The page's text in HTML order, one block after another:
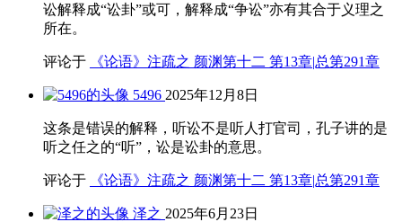
讼解释成“讼卦”或可，解释成“争讼”亦有其合于义理之
所在。
评论于 《论语》注疏之 颜渊第十二 第13章|总第291章
5496 2025年12月8日
这条是错误的解释，听讼不是听人打官司，孔子讲的是
听之任之的“听”，讼是讼卦的意思。
评论于 《论语》注疏之 颜渊第十二 第13章|总第291章
泽之 2025年6月23日